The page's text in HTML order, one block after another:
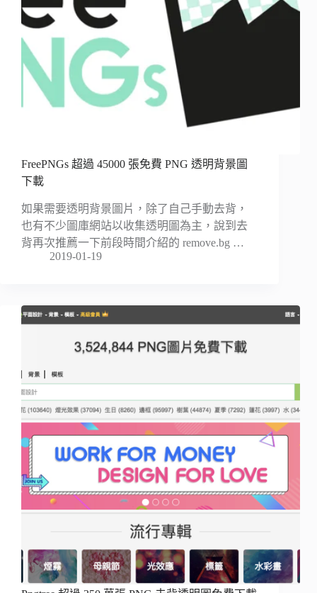
FreePNGs 超過 45000 張免費 PNG 透明背景圖
下載
如果需要透明背景圖片，除了自己手動去背，
也有不少圖庫網站以收集透明圖為主，說到去
背再次推薦一下前段時間介紹的 remove.bg …
2019-01-19